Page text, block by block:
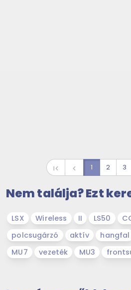
first_page navigate_before 1 2 3
Nem találja? Ezt
LSX Wireless II LS50
polcsugárzó
aktív hangfal
MU7
vezeték MU3